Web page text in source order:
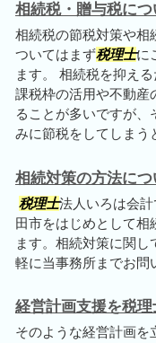
相続税・贈与税に
相続税の節税対策や相
ついてはまず税理士に
ます。 相続税を抑え
課税枠の活用や不動産
ることが多いですが
みに節税をしてしまう
相続対策の方法につ
税理士法人いろは会計
田市をはじめとして相
ます。相続対策に関
軽に当事務所までお問
経営計画支援を税
そのような経営計画を